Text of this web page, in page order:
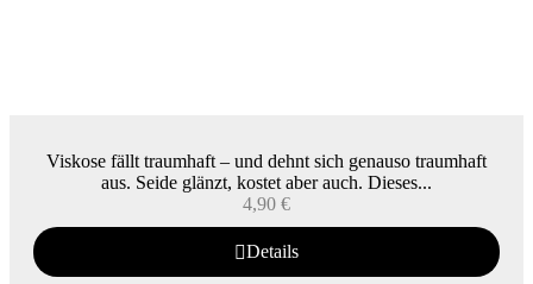
Viskose fällt traumhaft – und dehnt sich genauso traumhaft
aus. Seide glänzt, kostet aber auch. Dieses...
4,90 €
Details